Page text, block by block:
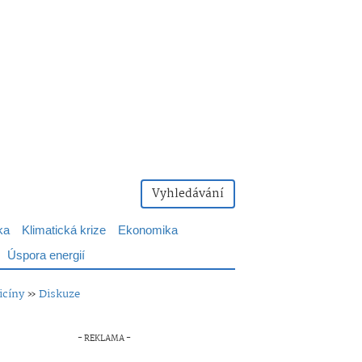
Vyhledávání
Klimatická krize
Ekonomika
Úspora energií
»Diskuze